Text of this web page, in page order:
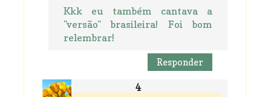
Kkk eu também cantava a
"versão" brasileira! Foi bom
relembrar!
Responder